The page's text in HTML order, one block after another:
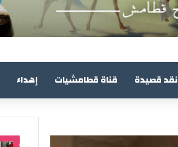
نقد قصيدة قناة قطامشيات إهداء